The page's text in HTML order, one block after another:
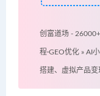
创富道场 -
程·GEO优化 » AI
搭建、虚拟产品变